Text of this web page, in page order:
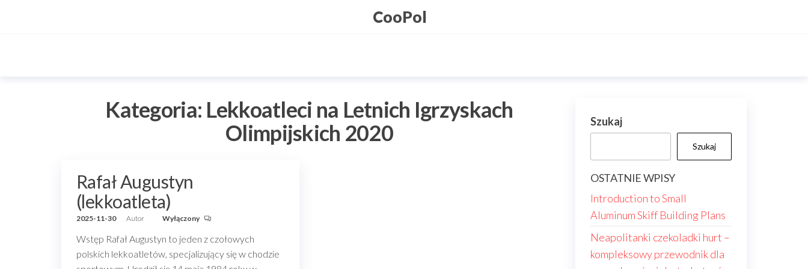
CooPol
Kategoria: Lekkoatleci na Letnich Igrzyskach
Olimpijskich 2020
Rafał Augustyn
(lekkoatleta)
2025-11-30 Autor Wyłączony
Wstęp Rafał Augustyn to jeden z czołowych
polskich lekkoatletów, specjalizujący się w chodzie
Szukaj
Szukaj
OSTATNIE WPISY
Introduction to Small
Aluminum Skiff Building Plans
Neapolitanki czekoladki hurt –
kompleksowy przewodnik dla